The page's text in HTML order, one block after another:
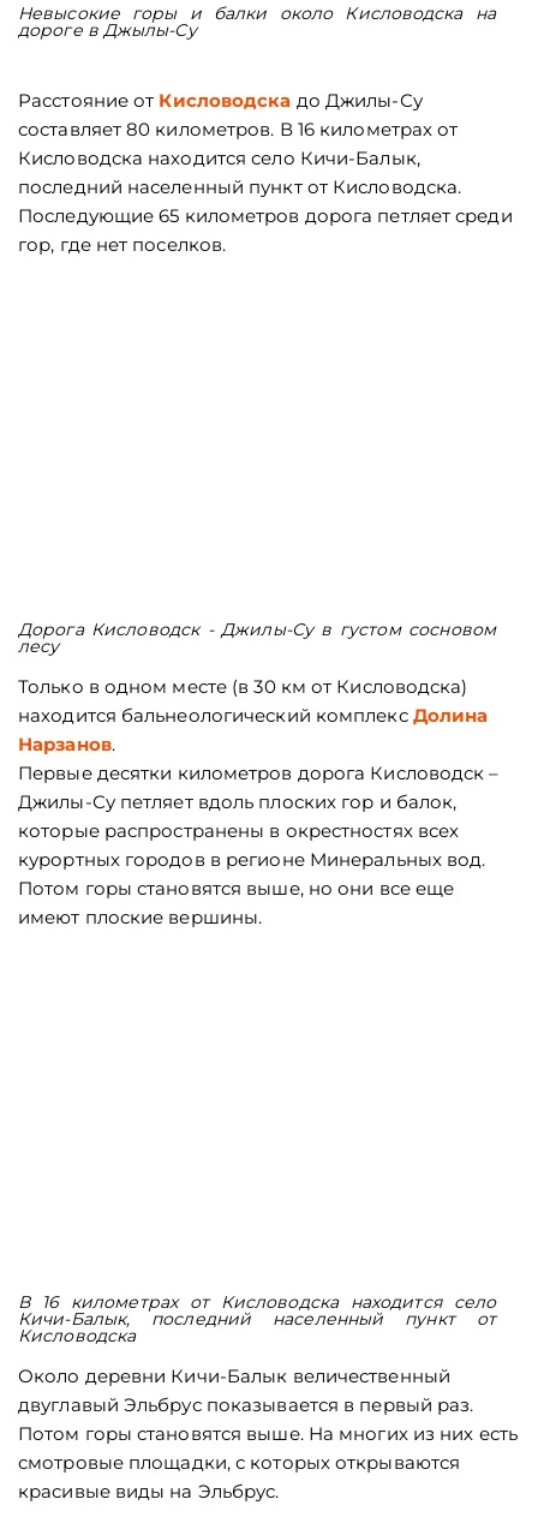
Невысокие горы и балки около Кисловодска на
дороге в Джылы-Су
Расстояние от Кисловодска до Джилы-Су
составляет 80 километров. В 16 километрах от
Кисловодска находится село Кичи-Балык,
последний населенный пункт от Кисловодска.
Последующие 65 километров дорога петляет среди
гор, где нет поселков.
Дорога Кисловодск - Джилы-Су в густом сосновом
лесу
Только в одном месте (в 30 км от Кисловодска)
находится бальнеологический комплекс Долина
Нарзанов.
Первые десятки километров дорога Кисловодск –
Джилы-Су петляет вдоль плоских гор и балок,
которые распространены в окрестностях всех
курортных городов в регионе Минеральных вод.
Потом горы становятся выше, но они все еще
имеют плоские вершины.
В 16 километрах от Кисловодска находится село
Кичи-Балык, последний населенный пункт от
Кисловодска
Около деревни Кичи-Балык величественный
двуглавый Эльбрус показывается в первый раз.
Потом горы становятся выше. На многих из них есть
смотровые площадки, с которых открываются
красивые виды на Эльбрус.